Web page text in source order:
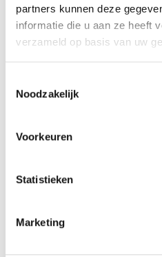
partners kunnen deze
informatie die u aan ze heeft
verzameld op basis van uw
Noodzakelijk
Voorkeuren
Statistieken
Marketing
SPECIFICATIES
Lengte:
Volume: